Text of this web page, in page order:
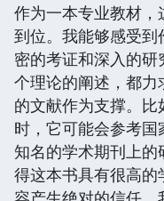
作为一本专业教材
到位。我能够感受
密的考证和深入的
个理论的阐述，都
的文献作为支撑。
时，它可能会参考
知名的学术期刊上
得这本书具有很高